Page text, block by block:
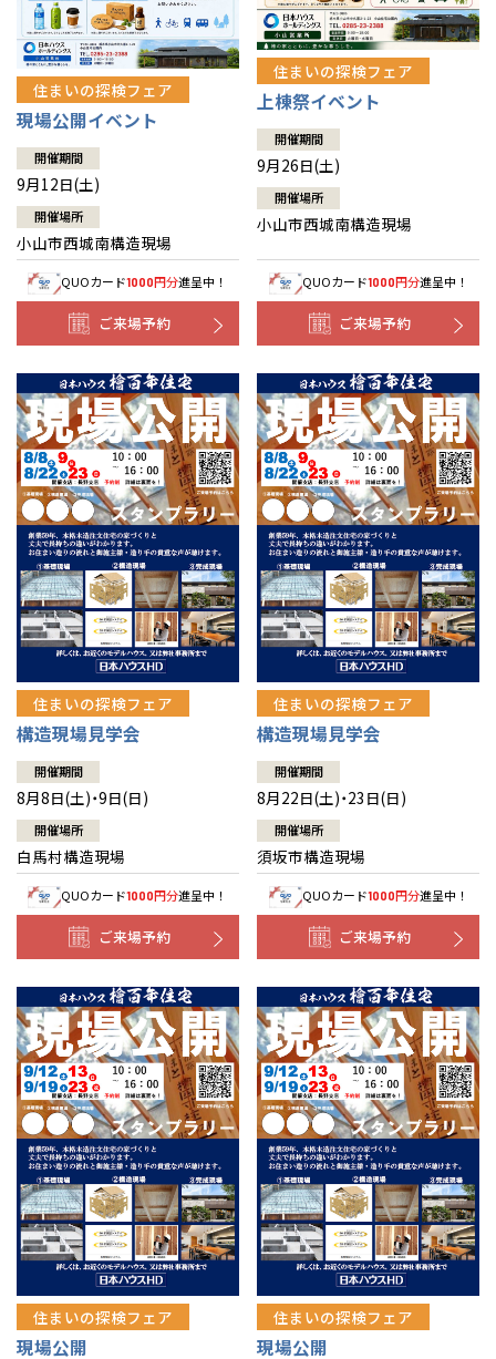
住まいの探検フェア
現場公開イベント
開催期間
9月12日(土)
開催場所
小山市西城南構造現場
QUOカード1000円分進呈中！
ご来場予約
住まいの探検フェア
上棟祭イベント
開催期間
9月26日(土)
開催場所
小山市西城南構造現場
QUOカード1000円分進呈中！
ご来場予約
住まいの探検フェア
構造現場見学会
開催期間
8月8日(土)・9日(日)
開催場所
白馬村構造現場
QUOカード1000円分進呈中！
ご来場予約
住まいの探検フェア
構造現場見学会
開催期間
8月22日(土)・23日(日)
開催場所
須坂市構造現場
QUOカード1000円分進呈中！
ご来場予約
住まいの探検フェア
現場公開
住まいの探検フェア
現場公開